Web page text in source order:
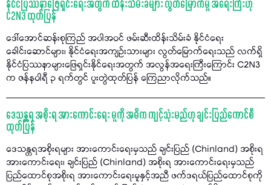
နိုင်ငံပြဿနာဖြေရှင်းရေးအတွက် ထိန်းသိမ်းခံများ လွတ်မြောက်မှု အရေးကြီးဟု
C2N3 ထုတ်ပြန်
ဒေါ်အောင်ဆန်းစုကြည် အပါအဝင် ဖမ်းဆီးထိန်းသိမ်းခံ နိုင်ငံရေး
ခေါင်းဆောင်များ၊ နိုင်ငံရေးအကျဉ်းသားများ လွတ်မြောက်ရေးသည် လက်ရှိ
နိုင်ငံပြဿနာများဖြေရှင်းနိုင်ရေးအတွက် အလွန်အရေးကြီးကြောင်း C2N3
က ဇန်နဝါရီ ၃ ရက်တွင် ပူးတွဲထုတ်ပြန် ကြေညာလိုက်သည်။
ဒေသန္တရ အစိုးရ အားကောင်းရေး မူကို အဓိက ကျင့်သုံးမည်ဟု ချင်းပြည်ကောင်စီ
ထုတ်ပြန်
ဒေသန္တရအစိုးရများ အားကောင်းရေးမှသည် ချင်းပြည် (Chinland) အစိုးရ
အားကောင်းရေး၊ ချင်းပြည် (Chinland) အစိုးရ အားကောင်းရေးမှသည်
ပြည်ထောင်စုအစိုးရ အားကောင်းရေးမူနှင့်အညီ ဖက်ဒရယ်ပြည်ထောင်စုကို